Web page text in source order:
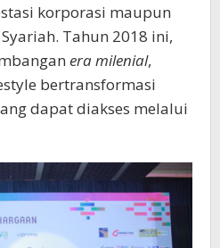
korporasi maupun
Tahun 2018 ini,
era milenial,
bertransformasi
dapat diakses melalui